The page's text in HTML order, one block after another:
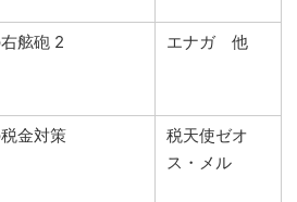
舷砲 2 エナガ 他
金対策
税天使ゼオ
ス・メル